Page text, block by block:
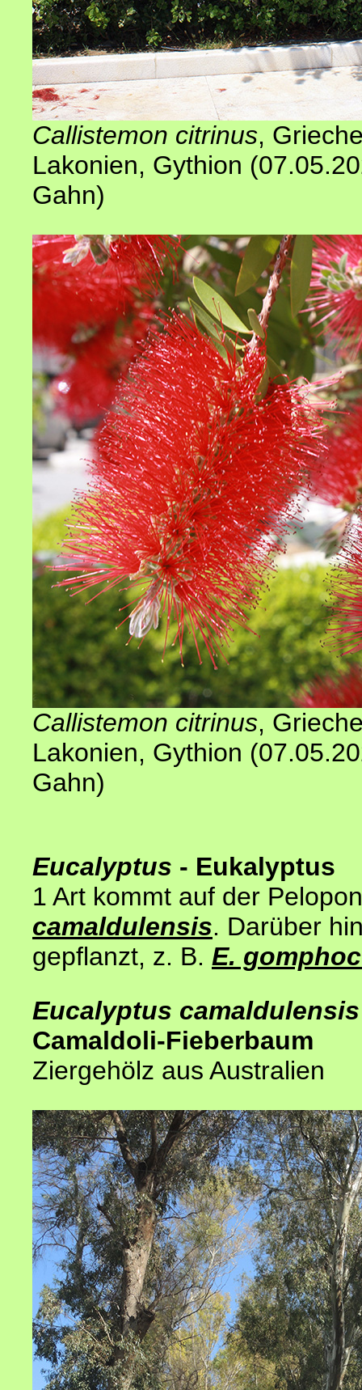
Callistemon citrinus,
Lakonien, Gythion
Gahn)
Callistemon citrinus,
Lakonien, Gythion
Gahn)
Eucalyptus - Eukalyptus
1 Art kommt auf der
camaldulensis. Darüber
gepflanzt, z. B. E.
Eucalyptus camaldulensis
Camaldoli-Fieberbaum
Ziergehölz aus Australien